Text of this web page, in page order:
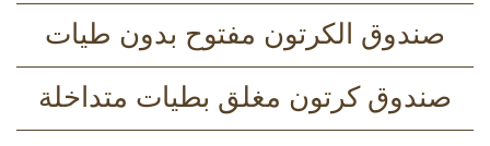
صندوق الكرتون مفتوح بدون طيات
صندوق كرتون مغلق بطيات متداخلة